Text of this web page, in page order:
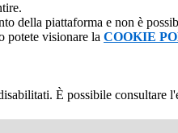
della piattaforma e non è
potete visionare la COOKIE
È possibile consultare